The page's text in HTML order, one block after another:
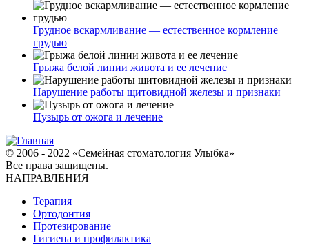
Грудное вскармливание — естественное кормление
грудью
Грыжа белой линии живота и ее лечение
Нарушение работы щитовидной железы и признаки
Пузырь от ожога и лечение
© 2006 - 2022 «Семейная стоматология Улыбка»
Все права защищены.
НАПРАВЛЕНИЯ
Терапия
Ортодонтия
Протезирование
Гигиена и профилактика